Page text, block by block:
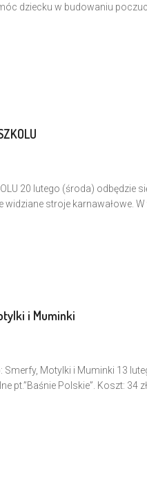
dziecku w budowaniu
20 lutego (środa)
stroje karnawałowe.
i Muminki
Smerfy, Motylki i Muminki 13
pt.”Baśnie Polskie”. Koszt: